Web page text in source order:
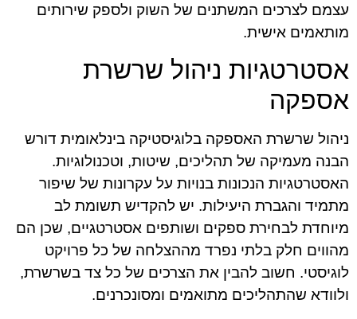
עצמם לצרכים המשתנים של השוק ולספק שירותים
מותאמים אישית.
אסטרטגיות ניהול שרשרת
אספקה
ניהול שרשרת האספקה בלוגיסטיקה בינלאומית דורש
הבנה מעמיקה של תהליכים, שיטות, וטכנולוגיות.
האסטרטגיות הנכונות בנויות על עקרונות של שיפור
מתמיד והגברת היעילות. יש להקדיש תשומת לב
מיוחדת לבחירת ספקים ושותפים אסטרטגיים, שכן הם
מהווים חלק בלתי נפרד מההצלחה של כל פרויקט
לוגיסטי. חשוב להבין את הצרכים של כל צד בשרשרת,
ולוודא שהתהליכים מתואמים ומסונכרנים.